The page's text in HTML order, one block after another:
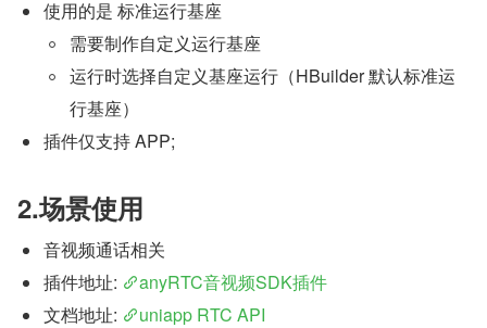
使用的是 标准运行基座
需要制作自定义运行基座
运行时选择自定义基座运行（HBuilder 默认标准运
行基座）
插件仅支持 APP;
2.场景使用
音视频通话相关
插件地址:
anyRTC音视频SDK插件
文档地址:
uniapp RTC API